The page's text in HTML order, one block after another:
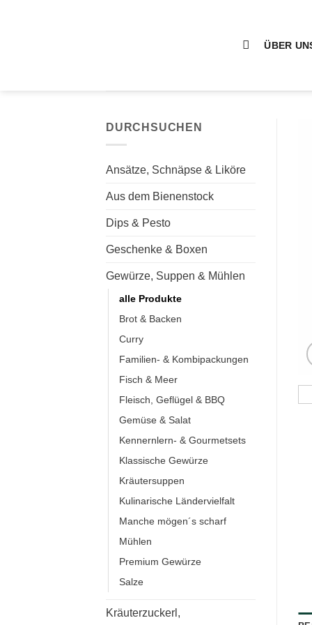
ÜBER
DURCHSUCHEN
Ansätze, Schnäpse & Liköre
Aus dem Bienenstock
Dips & Pesto
Geschenke & Boxen
Gewürze, Suppen & Mühlen
alle Produkte
Brot & Backen
Curry
Familien- & Kombipackungen
Fisch & Meer
Fleisch, Geflügel & BBQ
Gemüse & Salat
Kennernlern- & Gourmetsets
Klassische Gewürze
Kräutersuppen
Kulinarische Ländervielfalt
Manche mögen´s scharf
Mühlen
Premium Gewürze
Salze
Kräuterzuckerl,